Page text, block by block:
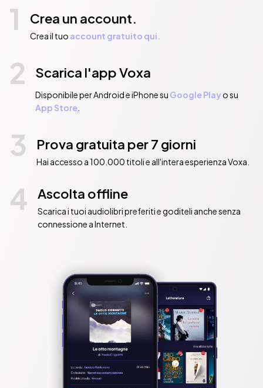
1 Crea un account.
Crea il tuo account gratuito qui.
2 Scarica l'app Voxa
Disponibile per Android e iPhone su Google Playo su
App Store.
3 Prova gratuita per 7 giorni
Hai accesso a 100.000 titoli e all'intera esperienza Voxa.
4 Ascolta offline
Scarica i tuoi audiolibri preferiti e goditeli anche senza
connessione a Internet.